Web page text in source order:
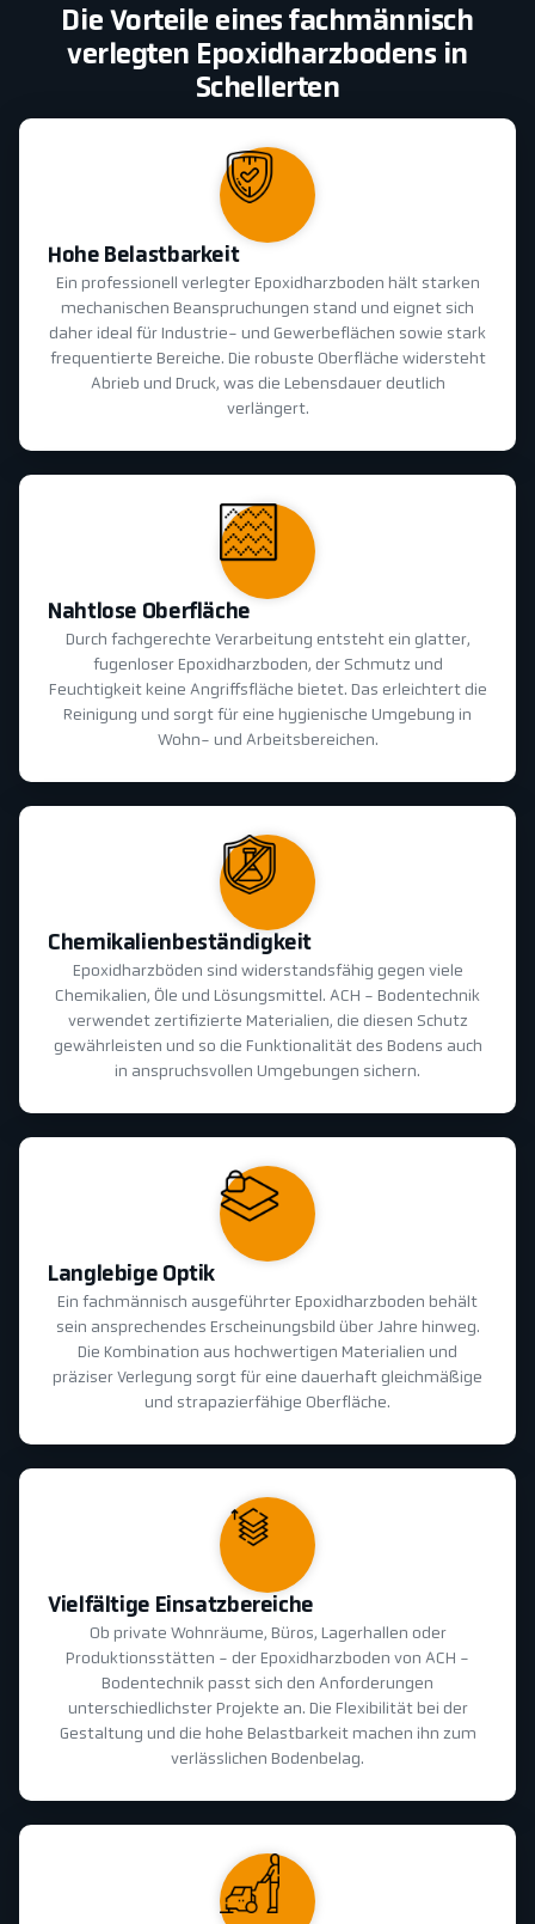
Die Vorteile eines fachmännisch
verlegten Epoxidharzbodens in
Schellerten
Hohe Belastbarkeit
Ein professionell verlegter Epoxidharzboden hält starken
mechanischen Beanspruchungen stand und eignet sich
daher ideal für Industrie- und Gewerbeflächen sowie stark
frequentierte Bereiche. Die robuste Oberfläche widersteht
Abrieb und Druck, was die Lebensdauer deutlich
verlängert.
Nahtlose Oberfläche
Durch fachgerechte Verarbeitung entsteht ein glatter,
fugenloser Epoxidharzboden, der Schmutz und
Feuchtigkeit keine Angriffsfläche bietet. Das erleichtert die
Reinigung und sorgt für eine hygienische Umgebung in
Wohn- und Arbeitsbereichen.
Chemikalienbeständigkeit
Epoxidharzböden sind widerstandsfähig gegen viele
Chemikalien, Öle und Lösungsmittel. ACH - Bodentechnik
verwendet zertifizierte Materialien, die diesen Schutz
gewährleisten und so die Funktionalität des Bodens auch
in anspruchsvollen Umgebungen sichern.
Langlebige Optik
Ein fachmännisch ausgeführter Epoxidharzboden behält
sein ansprechendes Erscheinungsbild über Jahre hinweg.
Die Kombination aus hochwertigen Materialien und
präziser Verlegung sorgt für eine dauerhaft gleichmäßige
und strapazierfähige Oberfläche.
Vielfältige Einsatzbereiche
Ob private Wohnräume, Büros, Lagerhallen oder
Produktionsstätten - der Epoxidharzboden von ACH -
Bodentechnik passt sich den Anforderungen
unterschiedlichster Projekte an. Die Flexibilität bei der
Gestaltung und die hohe Belastbarkeit machen ihn zum
verlässlichen Bodenbelag.